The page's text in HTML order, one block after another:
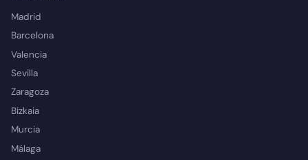
Madrid
Barcelona
Valencia
Sevilla
Zaragoza
Bizkaia
Murcia
Málaga